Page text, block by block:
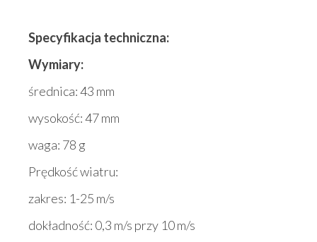
Specyfikacja techniczna:
Wymiary:
średnica: 43 mm
wysokość: 47 mm
waga: 78 g
Prędkość wiatru:
zakres: 1-25 m/s
dokładność: 0,3 m/s przy 10 m/s